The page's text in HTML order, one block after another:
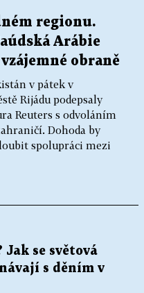
regionu.
Arábie
obraně
v pátek v
Rijádu podepsaly
Reuters s odvoláním
Dohoda by
spolupráci mezi
Jak se světová
s děním v